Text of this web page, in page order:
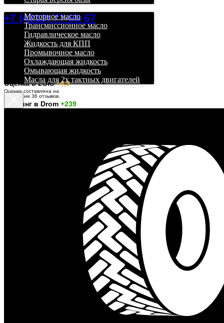
+7 (4212) 77-55-57
Оценка в 2GIS+4,9
Оценка составлена на
основании 36 отзывов.
Рейтинг в Drom +239
Моторное масло
Трансмиссионное масло
Гидравлическое масло
Жидкость для КПП
Промывочное масло
Охлаждающая жидкость
Омывающая жидкость
Масла для 2х тактных двигателей